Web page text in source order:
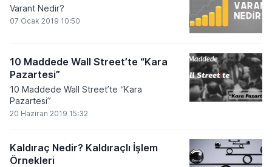
Varant Nedir?
07 Ocak 2019 10:50
10 Maddede Wall Street’te “Kara
Pazartesi”
10 Maddede Wall Street’te “Kara
Pazartesi”
20 Haziran 2019 15:32
Kaldıraç Nedir? Kaldıraçlı İşlem
Örnekleri